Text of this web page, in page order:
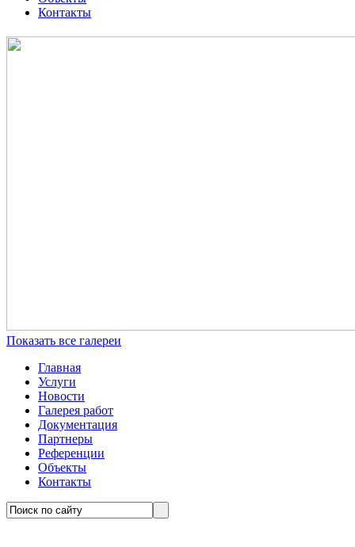
Контакты
Показать все галереи
Главная
Услуги
Новости
Галерея работ
Документация
Партнеры
Референции
Объекты
Контакты